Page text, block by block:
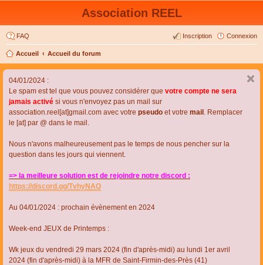
Association REEL
FAQ Connexion
Inscription
Accueil Accueil du forum
04/01/2024 :
Le spam est tel que vous pouvez considérer que votre compte ne sera
jamais activé si vous n'envoyez pas un mail sur
association.reel[at]gmail.com avec votre pseudo et votre mail . Remplacer
le [at] par @ dans le mail.
Nous n'avons malheureusement pas le temps de nous pencher sur la
question dans les jours qui viennent.
=> la meilleure solution est de rejoindre notre discord :
https://discord.gg/TvhyNAQ
Au 04/01/2024 : prochain évènement en 2024
Week-end JEUX de Printemps :
Wk jeux du vendredi 29 mars 2024 (fin d'après-midi) au lundi 1er avril
2024 (fin d'après-midi) à la MFR de Saint-Firmin-des-Près (41)